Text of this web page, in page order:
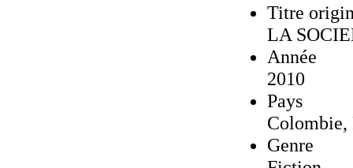
Titre
LA
Année
2010
Pays
Colombie,
Genre